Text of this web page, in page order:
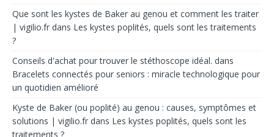
Que sont les kystes de Baker au genou et comment les traiter
| vigilio.fr dans Les kystes poplités, quels sont les traitements
?
Conseils d'achat pour trouver le stéthoscope idéal. dans
Bracelets connectés pour seniors : miracle technologique pour
un quotidien amélioré
Kyste de Baker (ou poplité) au genou : causes, symptômes et
solutions | vigilio.fr dans Les kystes poplités, quels sont les
traitements ?